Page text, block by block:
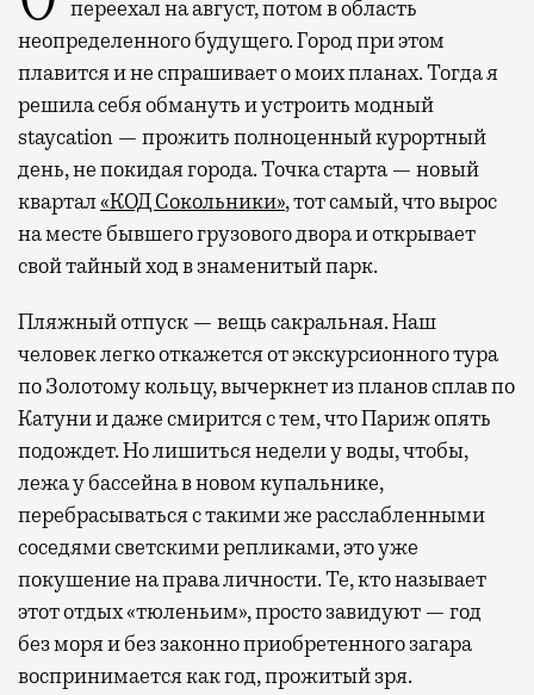
переехал на август, потом в область
неопределенного будущего. Город при этом
плавится и не спрашивает о моих планах. Тогда я
решила себя обмануть и устроить модный
staycation — прожить полноценный курортный
день, не покидая города. Точка старта — новый
квартал«КОД Сокольники», тот самый, что вырос
на месте бывшего грузового двора и открывает
свой тайный ход в знаменитый парк.
Пляжный отпуск — вещь сакральная. Наш
человек легко откажется от экскурсионного тура
по Золотому кольцу, вычеркнет из планов сплав по
Катуни и даже смирится с тем, что Париж опять
подождет. Но лишиться недели у воды, чтобы,
лежа у бассейна в новом купальнике,
перебрасываться с такими же расслабленными
соседями светскими репликами, это уже
покушение на права личности. Те, кто называет
этот отдых «тюленьим», просто завидуют — год
без моря и без законно приобретенного загара
воспринимается как год, прожитый зря.